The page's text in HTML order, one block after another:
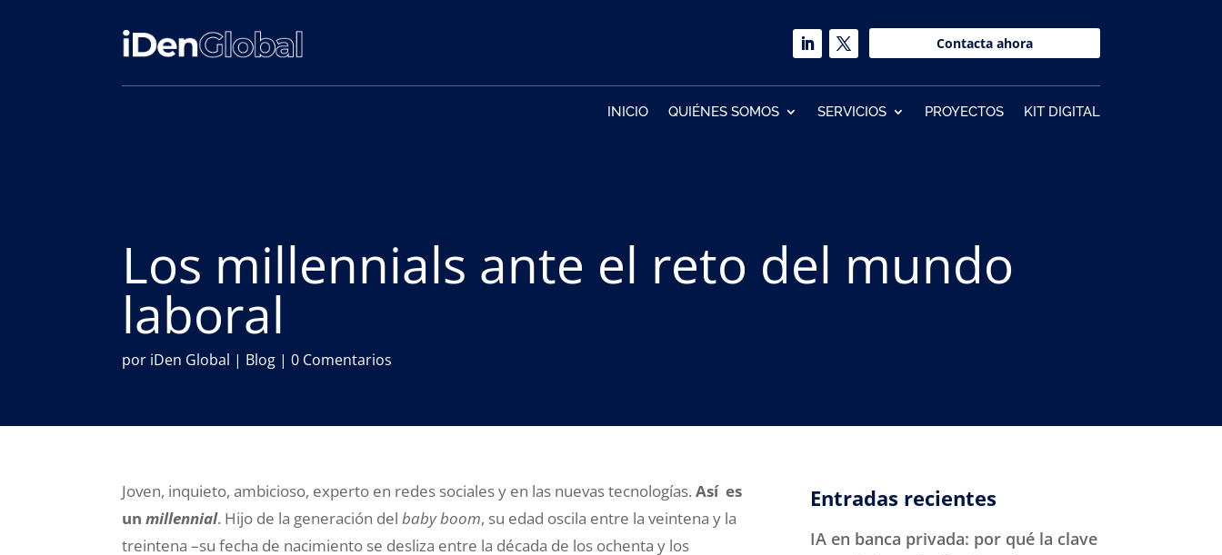
Contacta ahora
INICIO QUIÉNES SOMOS SERVICIOS PROYECTOS KIT DIGITAL
Los millennials ante el reto del mundo
laboral
por iDen Global | Blog |0 Comentarios
Joven, inquieto, ambicioso, experto en redes sociales y en las nuevas tecnologías.Así es
unmillennial. Hijo de la generación delbaby boom, su edad oscila entre la veintena y la
treintena –su fecha de nacimiento se desliza entre la década de los ochenta y los
Entradas recientes
IA en banca privada: por qué la clave